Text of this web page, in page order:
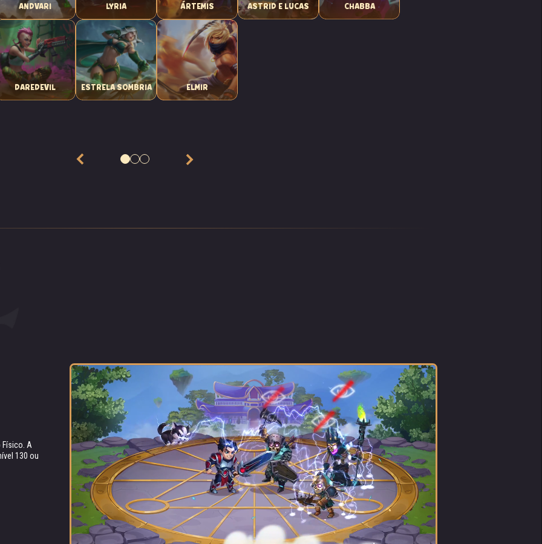
ANDVARI LYRIA ÁRTEMIS ASTRID E LUCAS CHABBA
DAREDEVIL ESTRELA SOMBRIA ELMIR
Físico. A
130 ou
extra ao
ALVO INDEFESO
o ataque